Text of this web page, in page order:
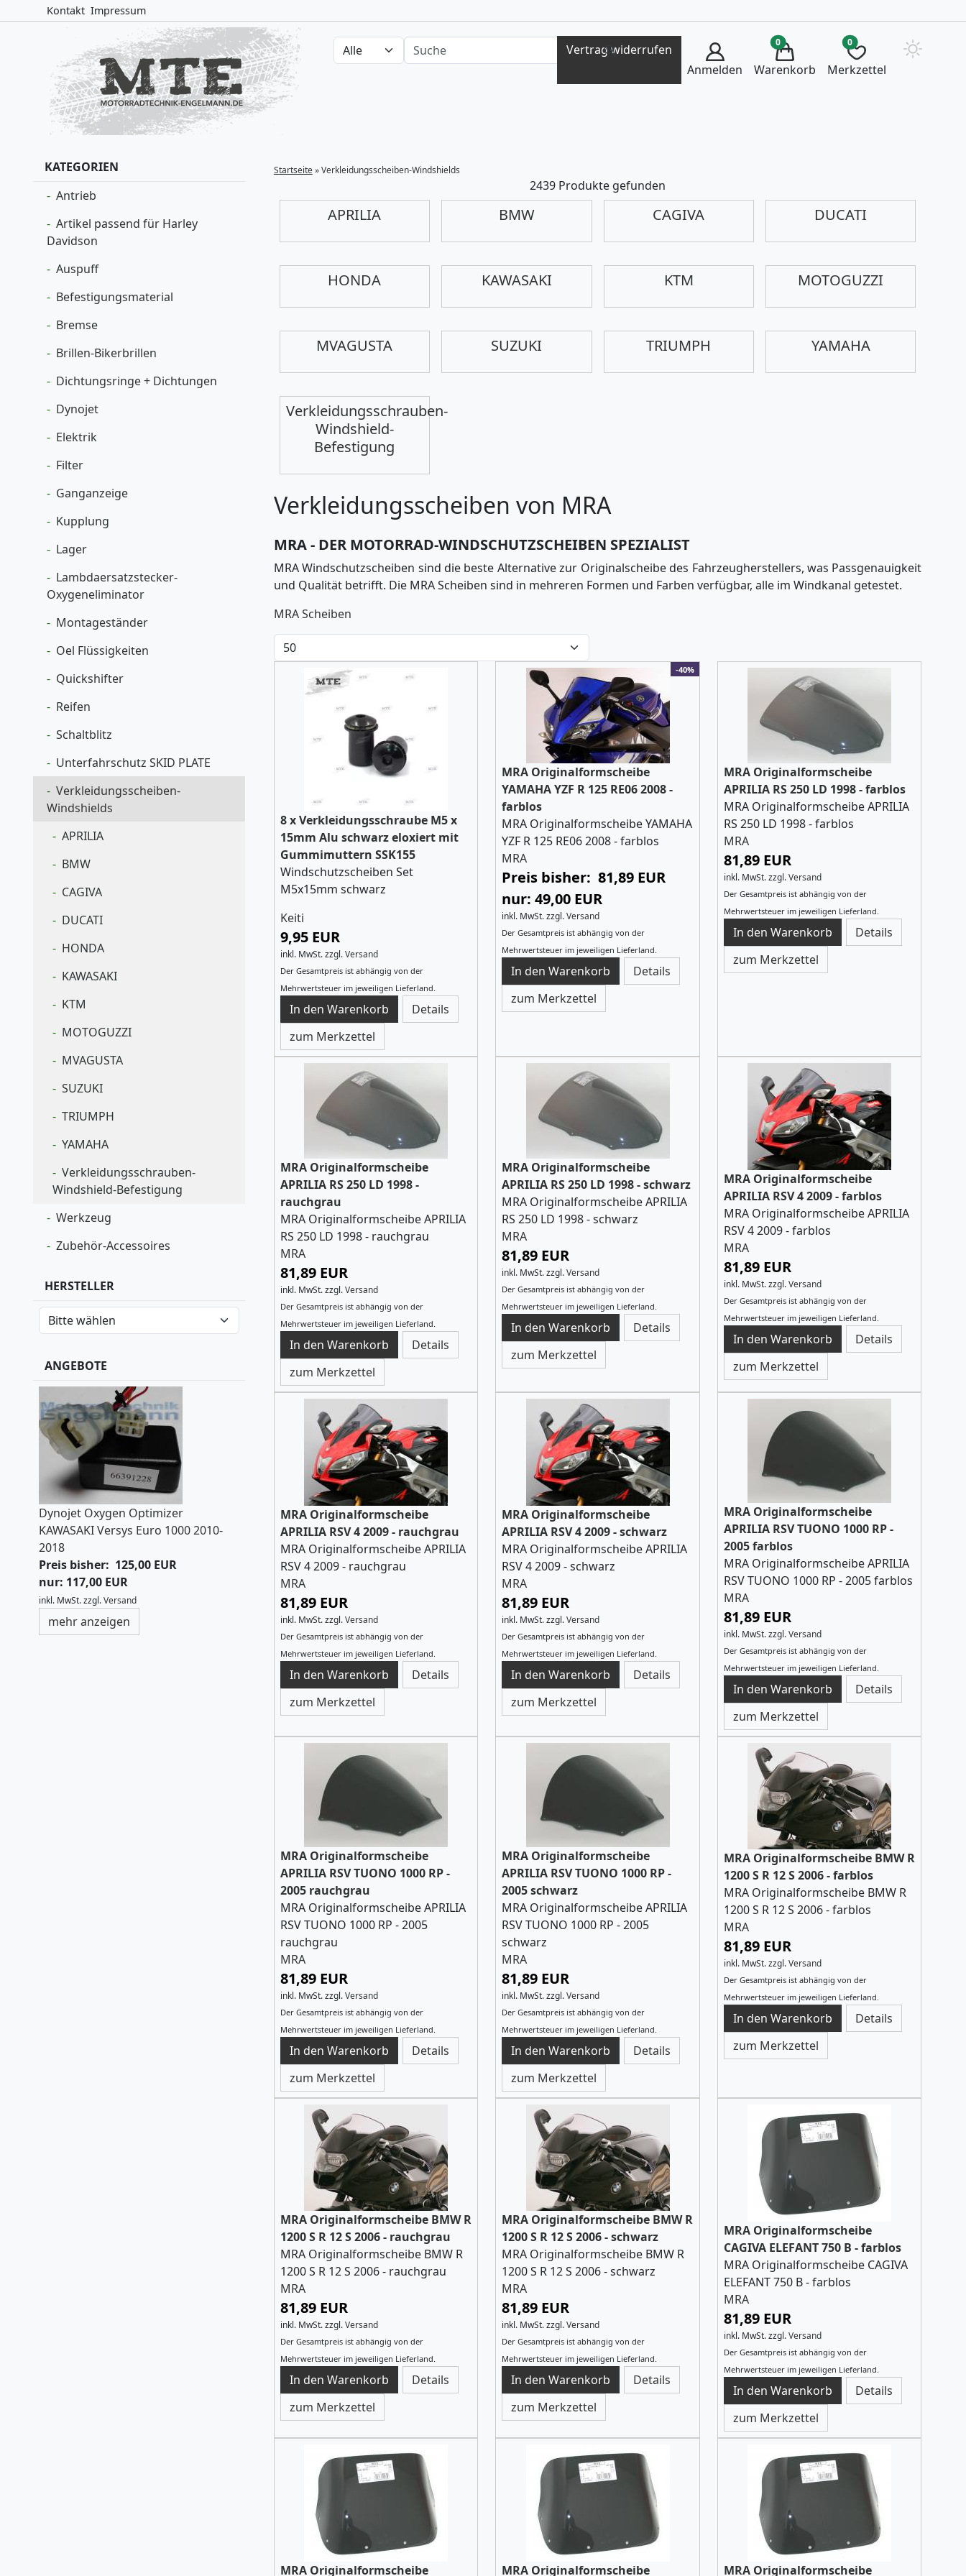
Kontakt Impressum
Auswahl Kategorien nach Produkten suchen
Vertrag widerrufen
Anmelden
0
Warenkorb
0
Merkzettel
KATEGORIEN
Antrieb
Artikel passend für Harley
Davidson
Auspuff
Befestigungsmaterial
Bremse
Brillen-Bikerbrillen
Dichtungsringe + Dichtungen
Dynojet
Elektrik
Filter
Ganganzeige
Kupplung
Lager
Lambdaersatzstecker-
Oxygeneliminator
Montageständer
Oel Flüssigkeiten
Quickshifter
Reifen
Schaltblitz
Unterfahrschutz SKID PLATE
Verkleidungsscheiben-
Windshields
APRILIA
BMW
CAGIVA
DUCATI
HONDA
KAWASAKI
KTM
MOTOGUZZI
MVAGUSTA
SUZUKI
TRIUMPH
YAMAHA
Verkleidungsschrauben-
Windshield-Befestigung
Werkzeug
Zubehör-Accessoires
HERSTELLER
ANGEBOTE
Dynojet Oxygen Optimizer
KAWASAKI Versys Euro 1000 2010-
2018
Preis bisher: 125,00 EUR
nur: 117,00 EUR
inkl. MwSt.zzgl.Versand
mehr anzeigen
Startseite»Verkleidungsscheiben-Windshields
2439 Produkte gefunden
APRILIA BMW CAGIVA DUCATI
HONDA KAWASAKI KTM MOTOGUZZI
MVAGUSTA SUZUKI TRIUMPH YAMAHA
Verkleidungsschrauben-
Windshield-
Befestigung
Verkleidungsscheiben von MRA
MRA - DER MOTORRAD-WINDSCHUTZSCHEIBEN SPEZIALIST
MRA Windschutzscheiben sind die beste Alternative zur Originalscheibe des Fahrzeugherstellers, was Passgenauigkeit
und Qualität betrifft. Die MRA Scheiben sind in mehreren Formen und Farben verfügbar, alle im Windkanal getestet.
MRA Scheiben
8 x Verkleidungsschraube M5 x
15mm Alu schwarz eloxiert mit
Gummimuttern SSK155
Windschutzscheiben Set
M5x15mm schwarz
Keiti
9,95 EUR
inkl. MwSt.zzgl.Versand
Der Gesamtpreis ist abhängig von der
Mehrwertsteuer im jeweiligen Lieferland.
Details
zum Merkzettel
-40%
MRA Originalformscheibe
YAMAHA YZF R 125 RE06 2008 -
farblos
MRA Originalformscheibe YAMAHA
YZF R 125 RE06 2008 - farblos
MRA
Preis bisher: 81,89 EUR
nur: 49,00 EUR
inkl. MwSt.zzgl.Versand
Der Gesamtpreis ist abhängig von der
Mehrwertsteuer im jeweiligen Lieferland.
Details
zum Merkzettel
MRA Originalformscheibe
APRILIA RS 250 LD 1998 - farblos
MRA Originalformscheibe APRILIA
RS 250 LD 1998 - farblos
MRA
81,89 EUR
inkl. MwSt.zzgl.Versand
Der Gesamtpreis ist abhängig von der
Mehrwertsteuer im jeweiligen Lieferland.
Details
zum Merkzettel
MRA Originalformscheibe
APRILIA RS 250 LD 1998 -
rauchgrau
MRA Originalformscheibe APRILIA
RS 250 LD 1998 - rauchgrau
MRA
81,89 EUR
inkl. MwSt.zzgl.Versand
Der Gesamtpreis ist abhängig von der
Mehrwertsteuer im jeweiligen Lieferland.
Details
zum Merkzettel
MRA Originalformscheibe
APRILIA RS 250 LD 1998 - schwarz
MRA Originalformscheibe APRILIA
RS 250 LD 1998 - schwarz
MRA
81,89 EUR
inkl. MwSt.zzgl.Versand
Der Gesamtpreis ist abhängig von der
Mehrwertsteuer im jeweiligen Lieferland.
Details
zum Merkzettel
MRA Originalformscheibe
APRILIA RSV 4 2009 - farblos
MRA Originalformscheibe APRILIA
RSV 4 2009 - farblos
MRA
81,89 EUR
inkl. MwSt.zzgl.Versand
Der Gesamtpreis ist abhängig von der
Mehrwertsteuer im jeweiligen Lieferland.
Details
zum Merkzettel
MRA Originalformscheibe
APRILIA RSV 4 2009 - rauchgrau
MRA Originalformscheibe APRILIA
RSV 4 2009 - rauchgrau
MRA
81,89 EUR
inkl. MwSt.zzgl.Versand
Der Gesamtpreis ist abhängig von der
Mehrwertsteuer im jeweiligen Lieferland.
Details
zum Merkzettel
MRA Originalformscheibe
APRILIA RSV 4 2009 - schwarz
MRA Originalformscheibe APRILIA
RSV 4 2009 - schwarz
MRA
81,89 EUR
inkl. MwSt.zzgl.Versand
Der Gesamtpreis ist abhängig von der
Mehrwertsteuer im jeweiligen Lieferland.
Details
zum Merkzettel
MRA Originalformscheibe
APRILIA RSV TUONO 1000 RP -
2005 farblos
MRA Originalformscheibe APRILIA
RSV TUONO 1000 RP - 2005 farblos
MRA
81,89 EUR
inkl. MwSt.zzgl.Versand
Der Gesamtpreis ist abhängig von der
Mehrwertsteuer im jeweiligen Lieferland.
Details
zum Merkzettel
MRA Originalformscheibe
APRILIA RSV TUONO 1000 RP -
2005 rauchgrau
MRA Originalformscheibe APRILIA
RSV TUONO 1000 RP - 2005
rauchgrau
MRA
81,89 EUR
inkl. MwSt.zzgl.Versand
Der Gesamtpreis ist abhängig von der
Mehrwertsteuer im jeweiligen Lieferland.
Details
zum Merkzettel
MRA Originalformscheibe
APRILIA RSV TUONO 1000 RP -
2005 schwarz
MRA Originalformscheibe APRILIA
RSV TUONO 1000 RP - 2005
schwarz
MRA
81,89 EUR
inkl. MwSt.zzgl.Versand
Der Gesamtpreis ist abhängig von der
Mehrwertsteuer im jeweiligen Lieferland.
Details
zum Merkzettel
MRA Originalformscheibe BMW R
1200 S R 12 S 2006 - farblos
MRA Originalformscheibe BMW R
1200 S R 12 S 2006 - farblos
MRA
81,89 EUR
inkl. MwSt.zzgl.Versand
Der Gesamtpreis ist abhängig von der
Mehrwertsteuer im jeweiligen Lieferland.
Details
zum Merkzettel
MRA Originalformscheibe BMW R
1200 S R 12 S 2006 - rauchgrau
MRA Originalformscheibe BMW R
1200 S R 12 S 2006 - rauchgrau
MRA
81,89 EUR
inkl. MwSt.zzgl.Versand
Der Gesamtpreis ist abhängig von der
Mehrwertsteuer im jeweiligen Lieferland.
Details
zum Merkzettel
MRA Originalformscheibe BMW R
1200 S R 12 S 2006 - schwarz
MRA Originalformscheibe BMW R
1200 S R 12 S 2006 - schwarz
MRA
81,89 EUR
inkl. MwSt.zzgl.Versand
Der Gesamtpreis ist abhängig von der
Mehrwertsteuer im jeweiligen Lieferland.
Details
zum Merkzettel
MRA Originalformscheibe
CAGIVA ELEFANT 750 B - farblos
MRA Originalformscheibe CAGIVA
ELEFANT 750 B - farblos
MRA
81,89 EUR
inkl. MwSt.zzgl.Versand
Der Gesamtpreis ist abhängig von der
Mehrwertsteuer im jeweiligen Lieferland.
Details
zum Merkzettel
MRA Originalformscheibe MRA Originalformscheibe MRA Originalformscheibe